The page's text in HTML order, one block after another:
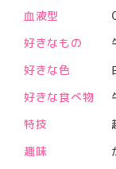
血液型
好きなもの
好きな色
好きな食べ物
特技
趣味